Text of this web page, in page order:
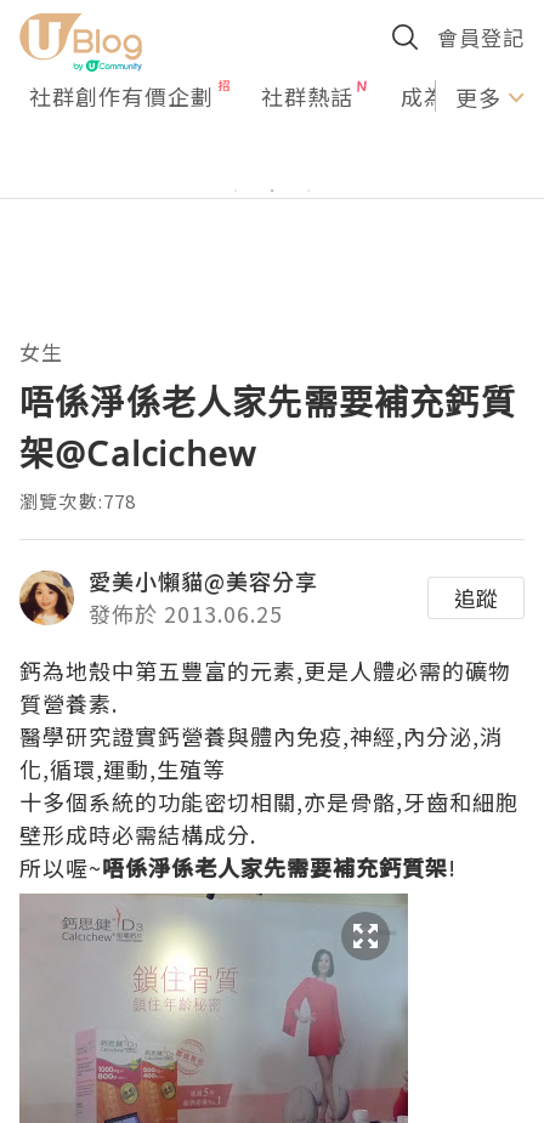
會員登記
社群創作有價企劃 社群熱話 成為U更多
女生
唔係淨係老人家先需要補充鈣質
架@Calcichew
瀏覽次數:778
愛美小懶貓@美容分享
發佈於 2013.06.25
追蹤
鈣為地殼中第五豐富的元素,更是人體必需的礦物
質營養素.
醫學研究證實鈣營養與體內免疫,神經,內分泌,消
化,循環,運動,生殖等
十多個系統的功能密切相關,亦是骨骼,牙齒和細胞
壁形成時必需結構成分.
所以喔~唔係淨係老人家先需要補充鈣質架!